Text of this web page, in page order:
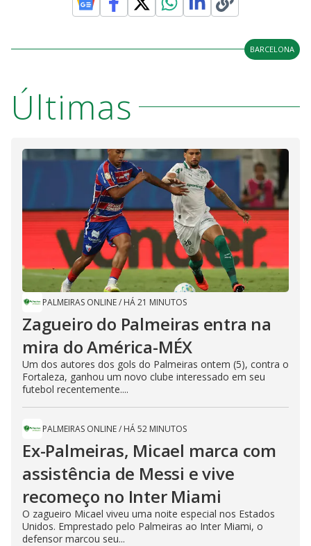
BARCELONA
Últimas
PALMEIRAS ONLINE/ HÁ 21 MINUTOS
Zagueiro do Palmeiras entra na
mira do América-MÉX
Um dos autores dos gols do Palmeiras ontem (5), contra o
Fortaleza, ganhou um novo clube interessado em seu
futebol recentemente....
PALMEIRAS ONLINE/ HÁ 52 MINUTOS
Ex-Palmeiras, Micael marca com
assistência de Messi e vive
recomeço no Inter Miami
O zagueiro Micael viveu uma noite especial nos Estados
Unidos. Emprestado pelo Palmeiras ao Inter Miami, o
defensor marcou seu...